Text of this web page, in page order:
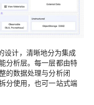
设计，清晰地分为集成
分析层。每一层都由特
的数据处理与分析闭
分使用，也可一站式端